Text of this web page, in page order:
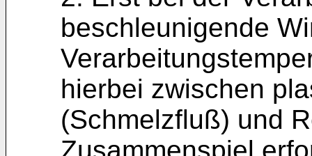
beschleunigende
hierbei zwischen
(Schmelzfluß) und